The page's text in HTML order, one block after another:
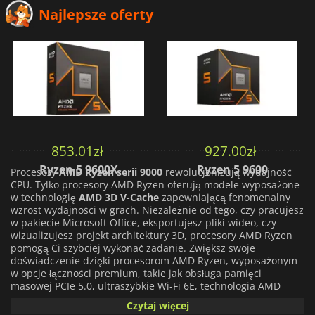
Najlepsze oferty
853.01zł
Ryzen 5 9600X
927.00zł
Ryzen 5 9600
ProcesoryAMD Ryzen serii 9000 rewolucjonizują wydajność
CPU. Tylko procesory AMD Ryzen oferują modele wyposażone
w technologię AMD 3D V-Cache zapewniającą fenomenalny
wzrost wydajności w grach. Niezależnie od tego, czy pracujesz
w pakiecie Microsoft Office, eksportujesz pliki wideo, czy
wizualizujesz projekt architektury 3D, procesory AMD Ryzen
pomogą Ci szybciej wykonać zadanie. Zwiększ swoje
doświadczenie dzięki procesorom AMD Ryzen, wyposażonym
w opcje łączności premium, takie jak obsługa pamięci
masowej PCIe 5.0, ultraszybkie Wi-Fi 6E, technologia AMD
do 32 wątków
i dedykowane akceleratory wideo.
Czytaj więcej